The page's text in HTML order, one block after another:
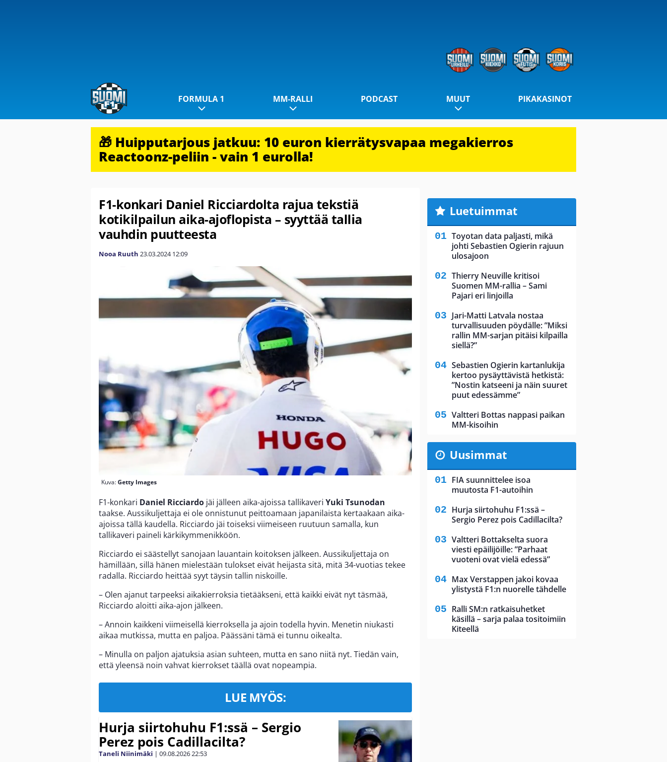
FORMULA 1 MM-RALLI PODCAST MUUT PIKAKASINOT
🎁 Huipputarjous jatkuu: 10 euron kierrätysvapaa megakierros
Reactoonz-peliin - vain 1 eurolla!
F1-konkari Daniel Ricciardolta rajua tekstiä
kotikilpailun aika-ajoflopista – syyttää tallia
vauhdin puutteesta
Nooa Ruuth 23.03.2024 12:09
Kuva:Getty Images
F1-konkari Daniel Ricciardo jäi jälleen aika-ajoissa tallikaveri Yuki Tsunodan
taakse. Aussikuljettaja ei ole onnistunut peittoamaan japanilaista kertaakaan aika-
ajoissa tällä kaudella. Ricciardo jäi toiseksi viimeiseen ruutuun samalla, kun
tallikaveri paineli kärkikymmenikköön.
Ricciardo ei säästellyt sanojaan lauantain koitoksen jälkeen. Aussikuljettaja on
hämillään, sillä hänen mielestään tulokset eivät heijasta sitä, mitä 34-vuotias tekee
radalla. Ricciardo heittää syyt täysin tallin niskoille.
– Olen ajanut tarpeeksi aikakierroksia tietääkseni, että kaikki eivät nyt täsmää,
Ricciardo aloitti aika-ajon jälkeen.
– Annoin kaikkeni viimeisellä kierroksella ja ajoin todella hyvin. Menetin niukasti
aikaa mutkissa, mutta en paljoa. Päässäni tämä ei tunnu oikealta.
– Minulla on paljon ajatuksia asian suhteen, mutta en sano niitä nyt. Tiedän vain,
että yleensä noin vahvat kierrokset täällä ovat nopeampia.
LUE MYÖS:
Hurja siirtohuhu F1:ssä – Sergio
Perez pois Cadillacilta?
Taneli Niinimäki | 09.08.202622:53
Luetuimmat
Toyotan data paljasti, mikä
johti Sebastien Ogierin rajuun
ulosajoon
Thierry Neuville kritisoi
Suomen MM-rallia – Sami
Pajari eri linjoilla
Jari-Matti Latvala nostaa
turvallisuuden pöydälle: ”Miksi
rallin MM-sarjan pitäisi kilpailla
siellä?”
Sebastien Ogierin kartanlukija
kertoo pysäyttävistä hetkistä:
”Nostin katseeni ja näin suuret
puut edessämme”
Valtteri Bottas nappasi paikan
MM-kisoihin
Uusimmat
FIA suunnittelee isoa
muutosta F1-autoihin
Hurja siirtohuhu F1:ssä –
Sergio Perez pois Cadillacilta?
Valtteri Bottakselta suora
viesti epäilijöille: ”Parhaat
vuoteni ovat vielä edessä”
Max Verstappen jakoi kovaa
ylistystä F1:n nuorelle tähdelle
Ralli SM:n ratkaisuhetket
käsillä – sarja palaa tositoimiin
Kiteellä